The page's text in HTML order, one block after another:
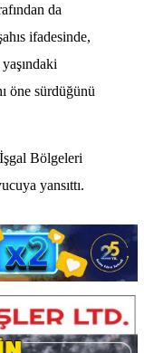
da
ifadesinde,
öne sürdüğünü
Bölgeleri
yansıttı.